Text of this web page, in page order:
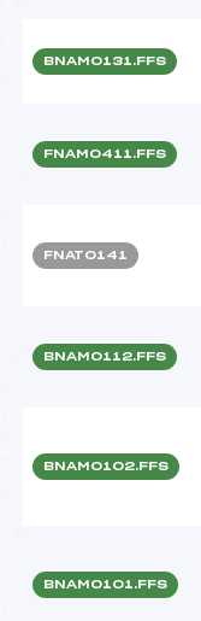
BNAM0131.FFS
FNAM0411.FFS
FNAT0141
BNAM0112.FFS
BNAM0102.FFS
BNAM0101.FFS